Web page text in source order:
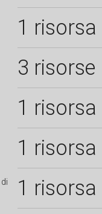
1 risorsa
3 risorse
1 risorsa
1 risorsa
di 1 risorsa